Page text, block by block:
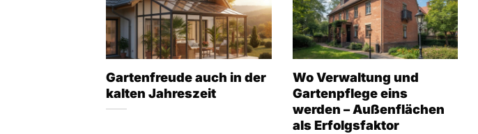
Gartenfreude auch in der
kalten Jahreszeit
Wo Verwaltung und
Gartenpflege eins
werden – Außenflächen
als Erfolgsfaktor